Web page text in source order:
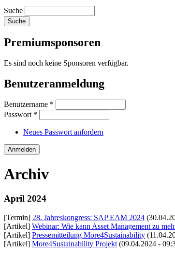
Suche
Premiumsponsoren
Es sind noch keine Sponsoren verfügbar.
Benutzeranmeldung
Benutzername *
Passwort *
Neues Passwort anfordern
Archiv
April 2024
[Termin] 28. Jahreskongress: SAP EAM 2024
[Artikel] Webinar: Wie kann Asset Management zu
[Artikel] Pressemitteilung More4Sustainability
[Artikel] More4Sustainability Projekt (09.04.2024 -